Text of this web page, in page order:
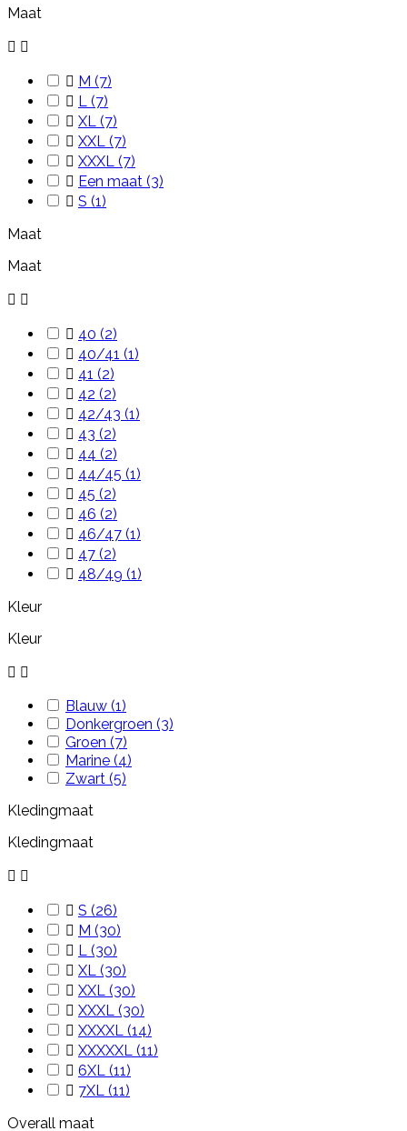
Maat
 
 M (7)
 L (7)
 XL (7)
 XXL (7)
 XXXL (7)
 Een maat (3)
 S (1)
Maat
Maat
 
 40 (2)
 40/41 (1)
 41 (2)
 42 (2)
 42/43 (1)
 43 (2)
 44 (2)
 44/45 (1)
 45 (2)
 46 (2)
 46/47 (1)
 47 (2)
 48/49 (1)
Kleur
Kleur
 
Blauw (1)
Donkergroen (3)
Groen (7)
Marine (4)
Zwart (5)
Kledingmaat
Kledingmaat
 
 S (26)
 M (30)
 L (30)
 XL (30)
 XXL (30)
 XXXL (30)
 XXXXL (14)
 XXXXXL (11)
 6XL (11)
 7XL (11)
Overall maat